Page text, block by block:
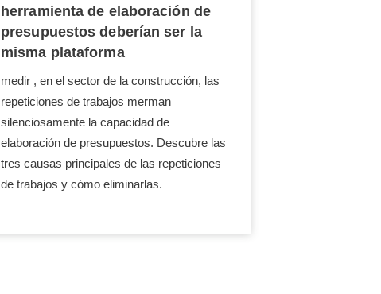
herramienta de elaboración de
presupuestos deberían ser la
misma plataforma
medir , en el sector de la construcción, las
repeticiones de trabajos merman
silenciosamente la capacidad de
elaboración de presupuestos. Descubre las
tres causas principales de las repeticiones
de trabajos y cómo eliminarlas.